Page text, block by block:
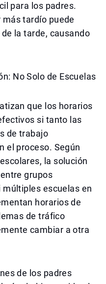
para los padres.
tardío puede
la tarde, causando
No Solo de Escuelas
que los horarios
si tanto las
de trabajo
el proceso. Según
la solución
grupos
escuelas en
horarios de
de tráfico
cambiar a otra
de los padres